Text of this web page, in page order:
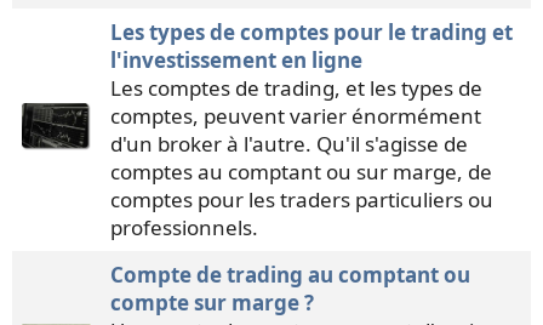
Les types de comptes pour le trading et
l'investissement en ligne
Les comptes de trading, et les types de
comptes, peuvent varier énormément
d'un broker à l'autre. Qu'il s'agisse de
comptes au comptant ou sur marge, de
comptes pour les traders particuliers ou
professionnels.
Compte de trading au comptant ou
compte sur marge ?